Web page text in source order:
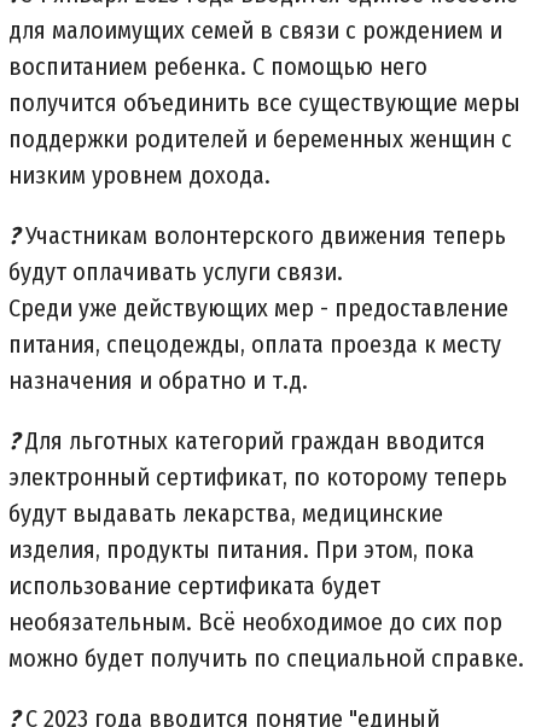
для малоимущих семей в связи с рождением и
воспитанием ребенка. С помощью него
получится объединить все существующие меры
поддержки родителей и беременных женщин с
низким уровнем дохода.
?Участникам волонтерского движения теперь
будут оплачивать услуги связи.
Среди уже действующих мер - предоставление
питания, спецодежды, оплата проезда к месту
назначения и обратно и т.д.
?Для льготных категорий граждан вводится
электронный сертификат, по которому теперь
будут выдавать лекарства, медицинские
изделия, продукты питания. При этом, пока
использование сертификата будет
необязательным. Всё необходимое до сих пор
можно будет получить по специальной справке.
?С 2023 года вводится понятие "единый